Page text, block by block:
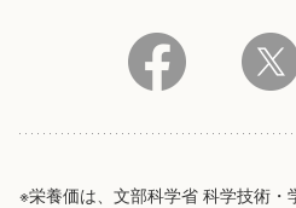
※栄養価は、文部科学省 科学技術・